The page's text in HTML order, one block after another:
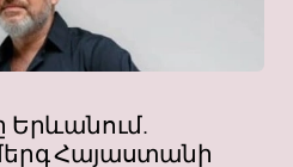
Երևանում.
Հայաստանի